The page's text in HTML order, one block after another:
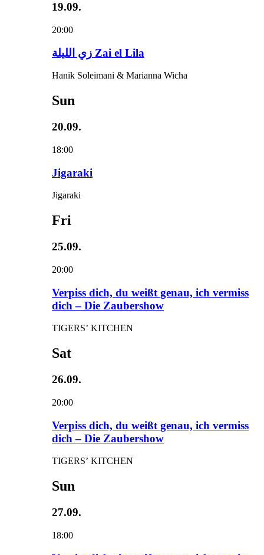
19.09.
20:00
زي‌ اللیلة Zai el Lila
Hanik Soleimani & Marianna Wicha
Sun
20.09.
18:00
Jigaraki
Jigaraki
Fri
25.09.
20:00
Verpiss dich, du weißt genau, ich vermiss
dich – Die Zaubershow
TIGERS’ KITCHEN
Sat
26.09.
20:00
Verpiss dich, du weißt genau, ich vermiss
dich – Die Zaubershow
TIGERS’ KITCHEN
Sun
27.09.
18:00